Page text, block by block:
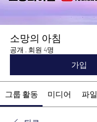
소망의 아침
공개 · 회원 4명
가입
그룹 활동 미디어 파일